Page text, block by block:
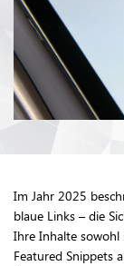
Im Jahr 2025
blaue Links – die
Ihre Inhalte
Featured Snippets